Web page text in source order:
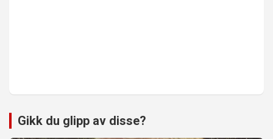
Gikk du glipp av disse?